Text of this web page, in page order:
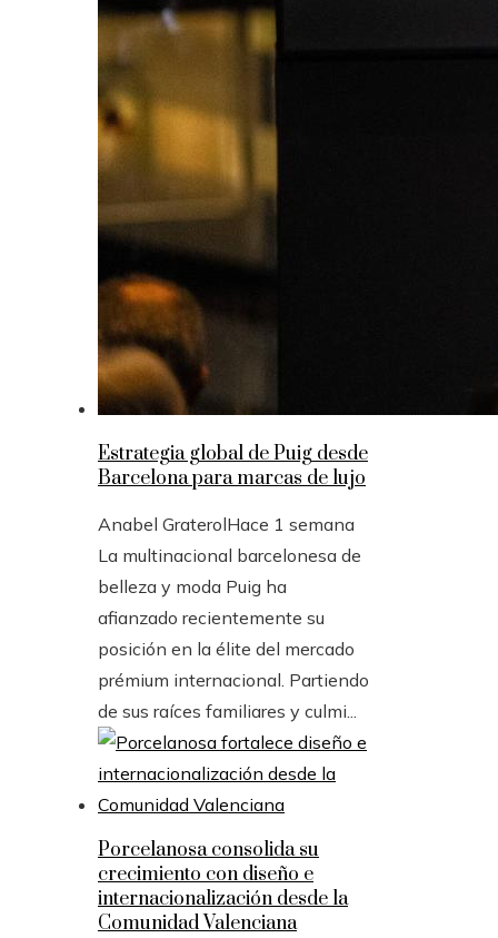
Estrategia global de Puig desde
Barcelona para marcas de lujo
Anabel GraterolHace 1 semana
La multinacional barcelonesa de
belleza y moda Puig ha
afianzado recientemente su
posición en la élite del mercado
prémium internacional. Partiendo
de sus raíces familiares y culmi...
Porcelanosa consolida su
crecimiento con diseño e
internacionalización desde la
Comunidad Valenciana